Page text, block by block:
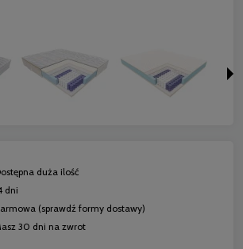
duża ilość
dni
(sprawdź formy dostawy)
30 dni na zwrot